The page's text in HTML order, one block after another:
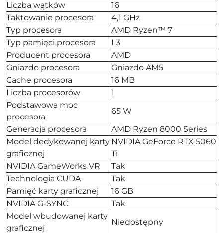
Liczba wątków
16
Taktowanie procesora
4,1 GHz
Typ procesora
AMD Ryzen™ 7
Typ pamięci procesora
L3
Producent procesora
AMD
Gniazdo procesora
Gniazdo AM5
Cache procesora
16 MB
Liczba procesorów
1
Podstawowa moc
procesora
65 W
Generacja procesora
AMD Ryzen 8000 Series
Model dedykowanej karty
graficznej
NVIDIA GeForce RTX 5060
Ti
NVIDIA GameWorks VR
Tak
Technologia CUDA
Tak
Pamięć karty graficznej
16 GB
NVIDIA G-SYNC
Tak
Model wbudowanej karty
graficznej
Niedostępny